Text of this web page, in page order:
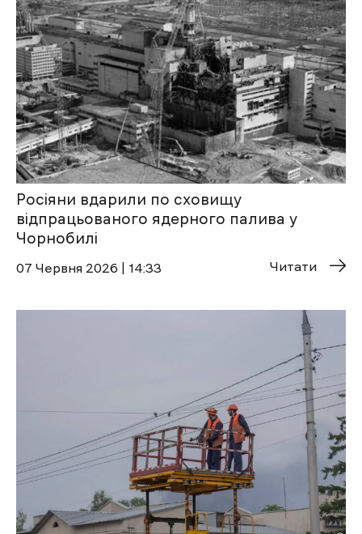
Росіяни вдарили по сховищу
відпрацьованого ядерного палива у
Чорнобилі
07 Червня 2026 | 14:33 Читати